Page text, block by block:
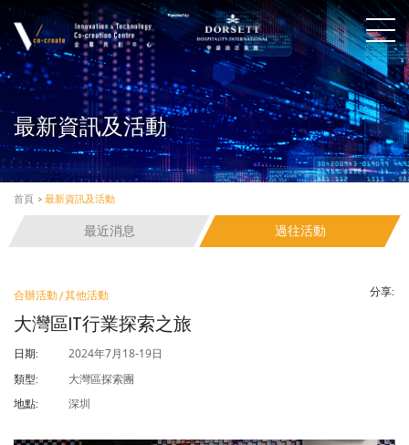
最新資訊及活動
首頁 > 最新資訊及活動
最近消息 過往活動
合辦活動 / 其他活動 分享:
大灣區IT行業探索之旅
日期: 2024年7月18-19日
類型: 大灣區探索團
地點: 深圳